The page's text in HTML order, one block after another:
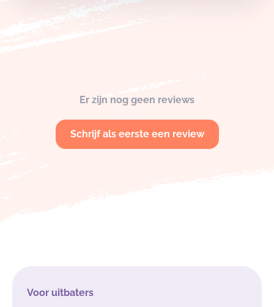
Er zijn nog geen reviews
Schrijf als eerste een review
Voor uitbaters